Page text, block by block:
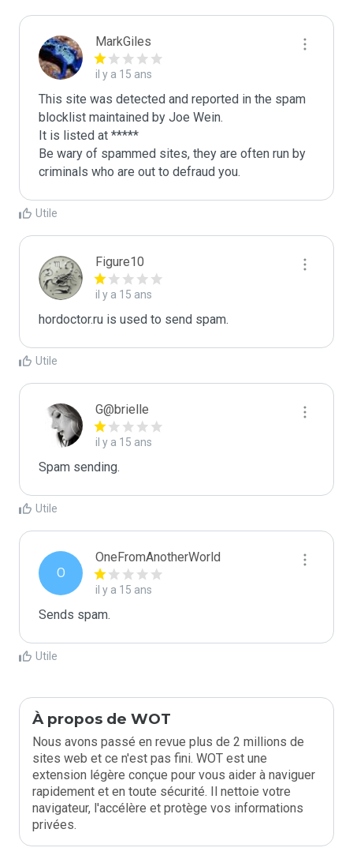
MarkGiles
il y a 15 ans
This site was detected and reported in the spam
blocklist maintained by Joe Wein.
It is listed at *****
Be wary of spammed sites, they are often run by
criminals who are out to defraud you.
Utile
Figure10
il y a 15 ans
hordoctor.ru is used to send spam.
Utile
G@brielle
il y a 15 ans
Spam sending.
Utile
O
OneFromAnotherWorld
il y a 15 ans
Sends spam.
Utile
À propos de WOT
Nous avons passé en revue plus de 2 millions de
sites web et ce n'est pas fini. WOT est une
extension légère conçue pour vous aider à naviguer
rapidement et en toute sécurité. Il nettoie votre
navigateur, l'accélère et protège vos informations
privées.